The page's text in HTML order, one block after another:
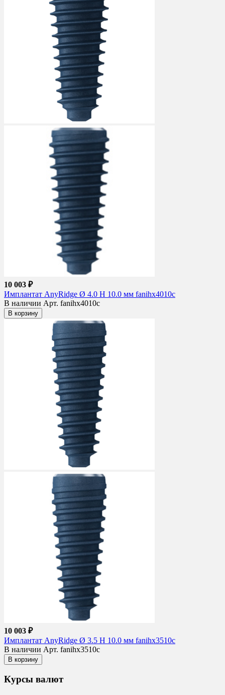
10 003 ₽
Имплантат AnyRidge Ø 4.0 H 10.0 мм fanihx4010c
В наличии Арт. fanihx4010c
В корзину
10 003 ₽
Имплантат AnyRidge Ø 3.5 H 10.0 мм fanihx3510c
В наличии Арт. fanihx3510c
В корзину
Курсы валют